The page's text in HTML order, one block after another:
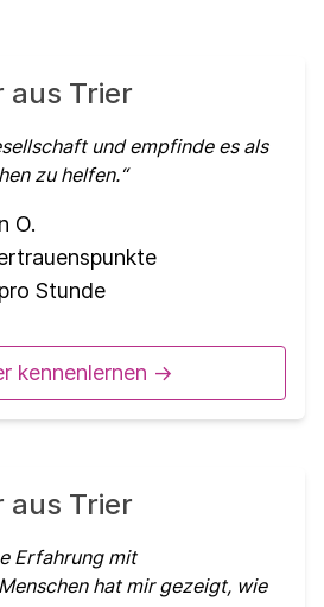
aus Trier
und empfinde es als
zu helfen.
O.
pro Stunde
kennenlernen ->
aus Trier
Erfahrung mit
hat mir gezeigt, wie